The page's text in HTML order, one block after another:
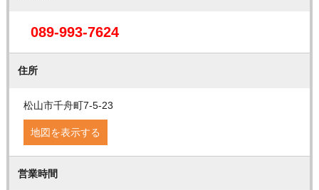
089-993-7624
住所
松山市千舟町7-5-23
地図を表示する
営業時間